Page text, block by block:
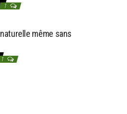
1
même sans
1